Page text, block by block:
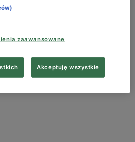
zaawansowane
Akceptuję wszystkie